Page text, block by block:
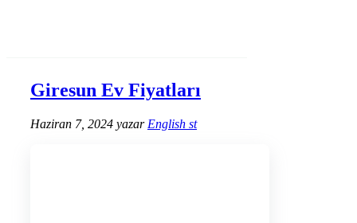
Giresun Ev Fiyatları
Haziran 7, 2024 yazar English st